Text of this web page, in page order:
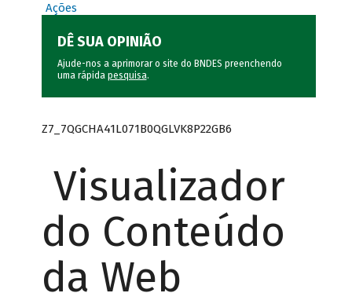
Ações
DÊ SUA OPINIÃO
Ajude-nos a aprimorar o site do BNDES preenchendo
uma rápida pesquisa.
Z7_7QGCHA41L071B0QGLVK8P22GB6
Visualizador
do Conteúdo
da Web